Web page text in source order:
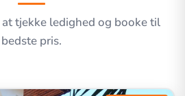
tjekke ledighed og booke til
bedste pris.